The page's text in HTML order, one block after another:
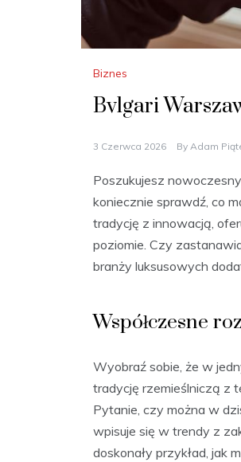
Biznes
Bvlgari
3 Czerwca 2026 By Adam
Poszukujesz
koniecznie sprawdź, co
tradycję z innowacją,
poziomie. Czy
branży luksusowych
Współczesne
Wyobraź sobie, że w
tradycję rzemieślniczą z
Pytanie, czy można w
wpisuje się w trendy z
doskonały przykład, jak